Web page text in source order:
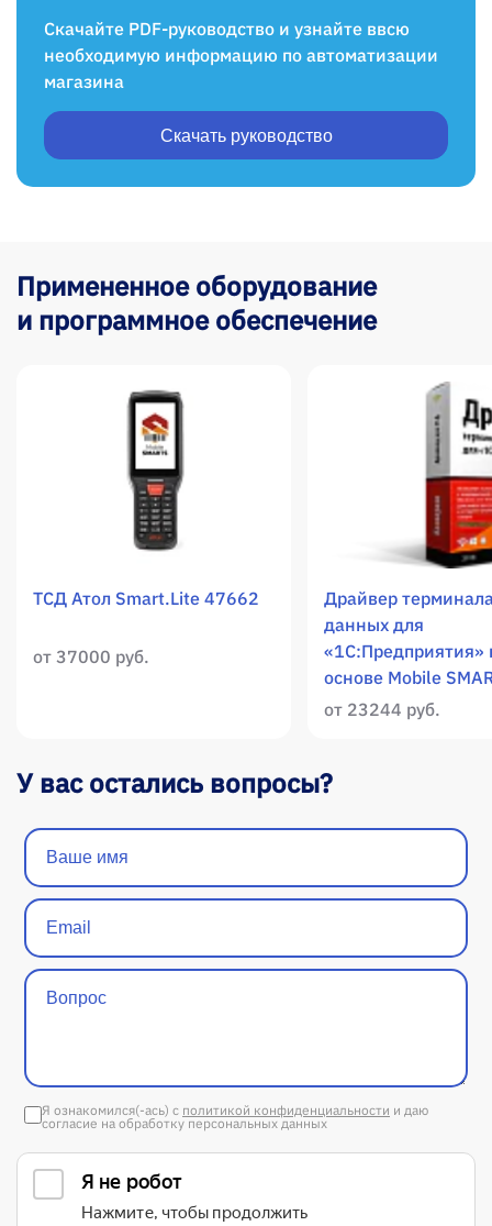
Скачайте PDF-руководство и узнайте ввсю
необходимую информацию по автоматизации
магазина
Скачать руководство
Примененное оборудование
и программное обеспечение
ТСД Атол Smart.Lite 47662
от 37000 руб.
Драйвер
данных для
«1С:Предприятия»
основе Mobile
от 23244 руб.
У вас остались вопросы?
Я ознакомился(-ась) с политикой конфиденциальности и даю
согласие на обработку персональных данных